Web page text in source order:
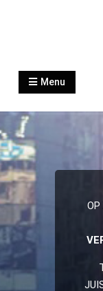
Taxi
Taxi België
Menu
OP